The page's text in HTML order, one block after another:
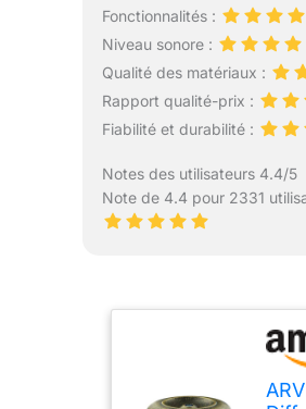
Fonctionnalités :
Niveau sonore :
Qualité des matériaux :
Rapport qualité-prix :
Fiabilité et durabilité :
Notes des utilisateurs 4.4/5
Note de 4.4 pour 2331